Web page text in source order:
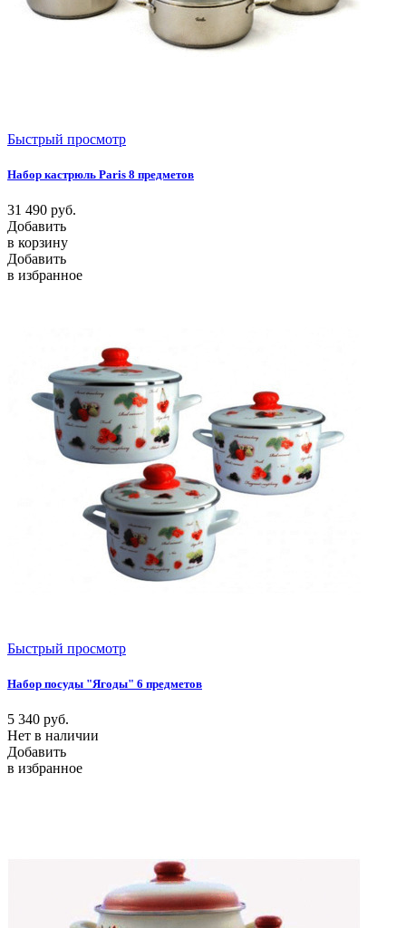
Быстрый просмотр
Набор кастрюль Paris 8 предметов
31 490 руб.
Добавить
в корзину
Добавить
в избранное
Быстрый просмотр
Набор посуды "Ягоды" 6 предметов
5 340 руб.
Нет в наличии
Добавить
в избранное